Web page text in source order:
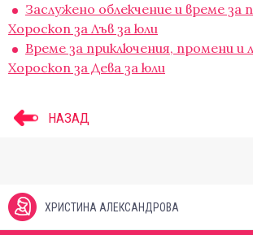
Заслужено облекчение и време за
Хороскоп за Лъв за юли
Време за приключения, промени и
Хороскоп за Дева за юли
НАЗАД
ХРИСТИНА АЛЕКСАНДРОВА